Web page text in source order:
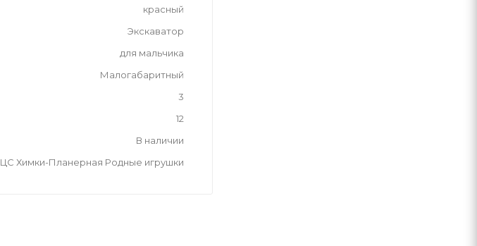
красный
Экскаватор
для мальчика
Малогабаритный
3
12
В наличии
ЦС Химки-Планерная Родные игрушки